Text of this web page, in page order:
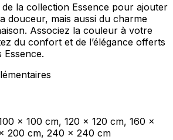
de la collection Essence pour ajouter
douceur, mais aussi du charme
Associez la couleur à votre
du confort et de l’élégance offerts
x 100 cm, 120 x 120 cm, 160 x
200 cm, 240 x 240 cm